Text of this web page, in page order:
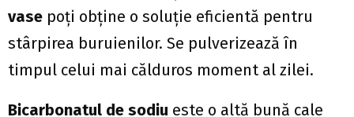
vase poți obține o soluție eficientă pentru
stârpirea buruienilor. Se pulverizează în
timpul celui mai călduros moment al zilei.
Bicarbonatul de sodiu este o altă bună cale